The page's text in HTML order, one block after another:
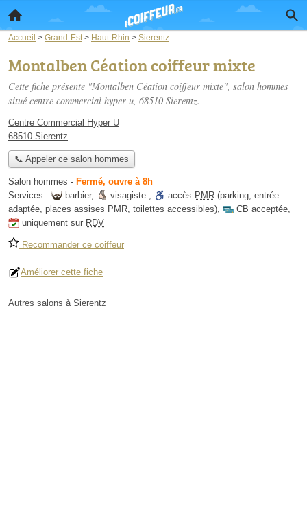
Accueil > Grand-Est > Haut-Rhin > Sierentz
Montalben Céation coiffeur mixte
Cette fiche présente "Montalben Céation coiffeur mixte", salon hommes
situé centre commercial hyper u, 68510 Sierentz.
Centre Commercial Hyper U
68510 Sierentz
📞 Appeler ce salon hommes
Salon hommes - Fermé, ouvre à 8h
Services :
barbier, visagiste , accès PMR (parking, entrée
adaptée, places assises PMR, toilettes accessibles), CB acceptée,
uniquement sur RDV
Recommander ce coiffeur
Améliorer cette fiche
Autres salons à Sierentz